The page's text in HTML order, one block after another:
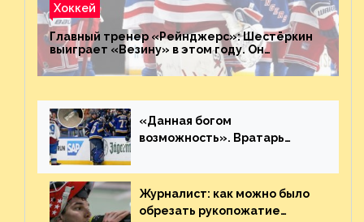
Хоккей
Главный тренер «Рейнджерс»: Шестёркин
выиграет «Везину» в этом году. Он
невероятен
«Данная богом
возможность». Вратарь
броске бутылкой в Кадри
Журналист: как можно было
обрезать рукопожатие